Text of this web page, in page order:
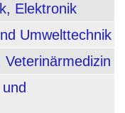
Elektronik
Umwelttechnik